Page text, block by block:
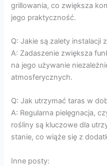
grillowania, co zwiększa
jego praktyczność.
Q: Jakie są zalety instalacji
A: Zadaszenie zwiększa
na jego używanie
atmosferycznych.
Q: Jak utrzymać taras w
A: Regularna pielęgnacja,
rośliny są kluczowe dla
stanie, co wiąże się z
Inne posty: